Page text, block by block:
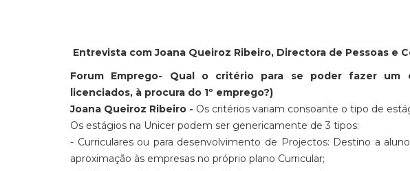
Entrevista com Joana Queiroz Ribeiro, Directora de Pessoas e
Forum Emprego- Qual o critério para se poder fazer um
licenciados, à procura do 1º emprego?)
Joana Queiroz Ribeiro - Os critérios variam consoante o tipo de
Os estágios na Unicer podem ser genericamente de 3 tipos:
- Curriculares ou para desenvolvimento de Projectos: Destino a
aproximação às empresas no próprio plano Curricular;